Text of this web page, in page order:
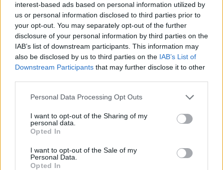
interest-based ads based on personal information utilized by
us or personal information disclosed to third parties prior to
your opt-out. You may separately opt-out of the further
disclosure of your personal information by third parties on the
IAB’s list of downstream participants. This information may
also be disclosed by us to third parties on the IAB’s List of
Downstream Participants that may further disclose it to other
Please note that this website/app uses one or more Google
not limited to your visit or usage behaviour. You may click to
grant or deny consent to Google and its third-party tags to
use your data for below specified purposes in below Google
consent section.
Personal Data Processing Opt Outs
I want to opt-out of the Sharing of my
personal data.
Opted In
I want to opt-out of the Sale of my
Personal Data.
Opted In